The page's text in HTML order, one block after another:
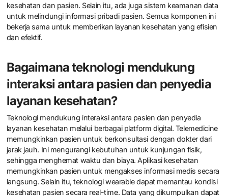
kesehatan dan pasien. Selain itu, ada juga sistem keamanan data
untuk melindungi informasi pribadi pasien. Semua komponen ini
bekerja sama untuk memberikan layanan kesehatan yang efisien
dan efektif.
Bagaimana teknologi mendukung
interaksi antara pasien dan penyedia
layanan kesehatan?
Teknologi mendukung interaksi antara pasien dan penyedia
layanan kesehatan melalui berbagai platform digital. Telemedicine
memungkinkan pasien untuk berkonsultasi dengan dokter dari
jarak jauh. Ini mengurangi kebutuhan untuk kunjungan fisik,
sehingga menghemat waktu dan biaya. Aplikasi kesehatan
memungkinkan pasien untuk mengakses informasi medis secara
langsung. Selain itu, teknologi wearable dapat memantau kondisi
kesehatan pasien secara real-time. Data yang dikumpulkan dapat